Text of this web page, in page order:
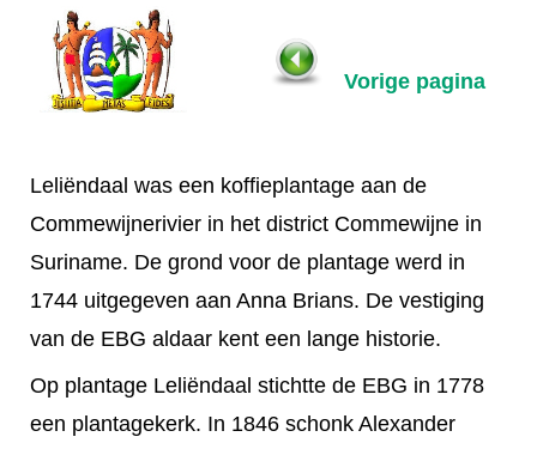
Vorige pagina
Leliëndaal was een koffieplantage aan de
Commewijnerivier in het district Commewijne in
Suriname. De grond voor de plantage werd in
1744 uitgegeven aan Anna Brians. De vestiging
van de EBG aldaar kent een lange historie.
Op plantage Leliëndaal stichtte de EBG in 1778
een plantagekerk. In 1846 schonk Alexander